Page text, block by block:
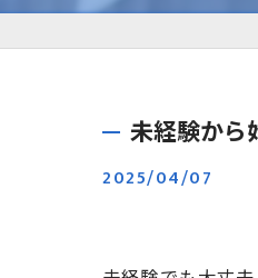
未経験から
2025/04/07